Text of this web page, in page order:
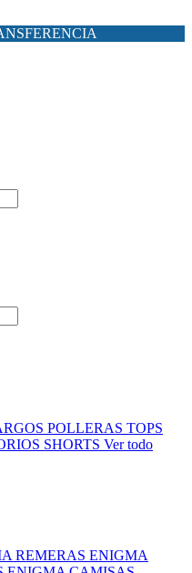
POLLERAS TOPS
SHORTS Ver todo
REMERAS ENIGMA